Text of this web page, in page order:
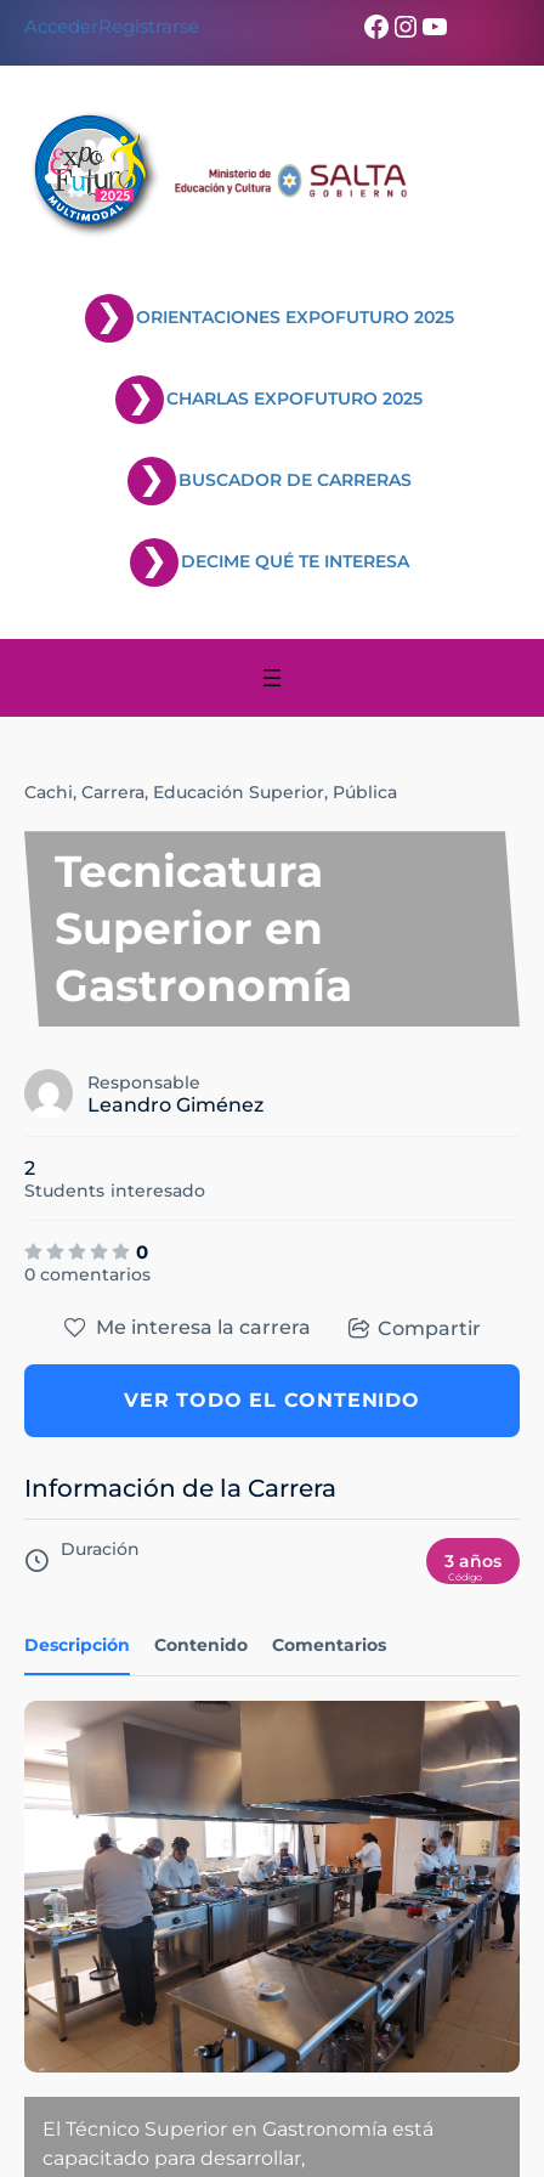
AccederRegistrarse Facebook
Instagram
YouTube
ORIENTACIONES EXPOFUTURO 2025
CHARLAS EXPOFUTURO 2025
BUSCADOR DE CARRERAS
DECIME QUÉ TE INTERESA
Cachi, Carrera, Educación Superior, Pública
Tecnicatura
Superior en
Gastronomía
Responsable
Leandro Giménez
2
Students interesado
0
0 comentarios
Descripción Contenido Comentarios
El Técnico Superior en Gastronomía está
capacitado para desarrollar,
Me interesa la carrera Compartir
VER TODO EL CONTENIDO
Información de la Carrera
Duración
3 años